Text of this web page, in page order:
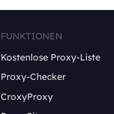
FUNKTIONEN
Kostenlose Proxy-Liste
Proxy-Checker
CroxyProxy